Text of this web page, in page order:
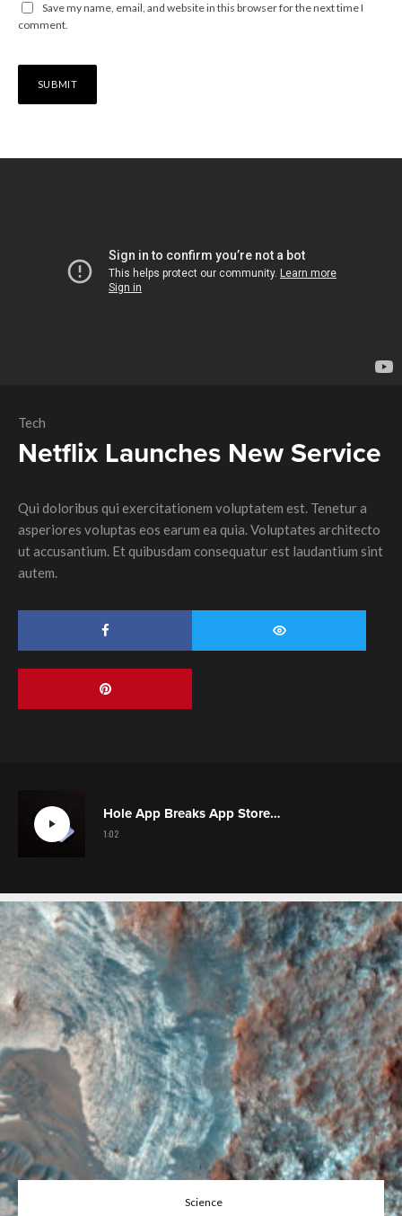
Save my name, email, and website in this browser for the next time I
comment.
Tech
Netflix Launches New Service
Qui doloribus qui exercitationem voluptatem est. Tenetur a
asperiores voluptas eos earum ea quia. Voluptates architecto
ut accusantium. Et quibusdam consequatur est laudantium sint
autem.
Hole App Breaks App Store Records
1:02
Science